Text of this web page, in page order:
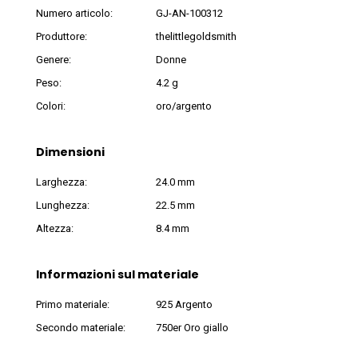
Numero articolo:
GJ-AN-100312
Produttore:
thelittlegoldsmith
Genere:
Donne
Peso:
4.2 g
Colori:
oro/argento
Dimensioni
Larghezza:
24.0 mm
Lunghezza:
22.5 mm
Altezza:
8.4 mm
Informazioni sul materiale
Primo materiale:
925 Argento
Secondo materiale:
750er Oro giallo